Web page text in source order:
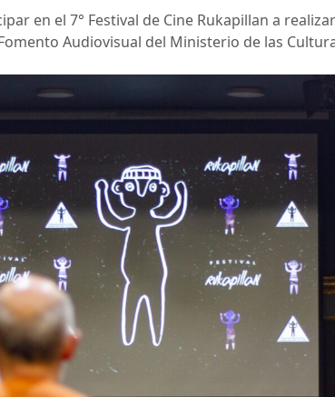
en el 7° Festival de Cine Rukapillan a
Audiovisual del Ministerio de las